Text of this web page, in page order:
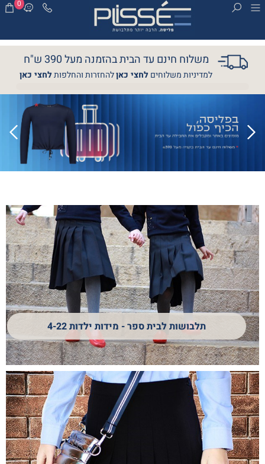
0
משלוח חינם עד הבית בהזמנה מעל 390 ש"ח
למדיניות משלוחיםלחצי כאןלהחזרות והחלפותלחצי כאן
תלבושות לבית ספר - מידות ילדות 4-22